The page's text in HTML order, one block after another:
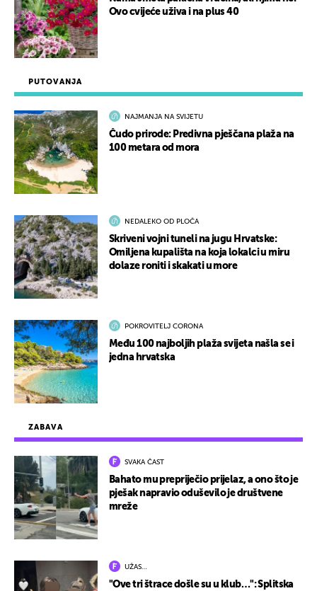
ZABAVA
SVAKA ČAST
Bahato mu prepriječio prijelaz, a ono što je
pješak napravio oduševilo je društvene
mreže
UŽAS…
"Ove tri štrace došle su u klub…": Splitska
PUTOVANJA
NAJMANJA NA SVIJETU
Čudo prirode: Predivna pješčana plaža na
100 metara od mora
NEDALEKO OD PLOČA
Skriveni vojni tuneli na jugu Hrvatske:
Omiljena kupališta na koja lokalci u miru
dolaze roniti i skakati u more
POKROVITELJ CORONA
Među 100 najboljih plaža svijeta našla se i
jedna hrvatska
Ovo cvijeće uživa i na plus 40